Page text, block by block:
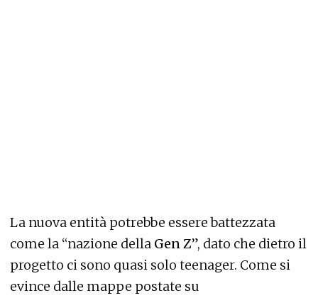
La nuova entità potrebbe essere battezzata
come la “nazione della Gen Z”, dato che dietro il
progetto ci sono quasi solo teenager. Come si
evince dalle mappe postate su